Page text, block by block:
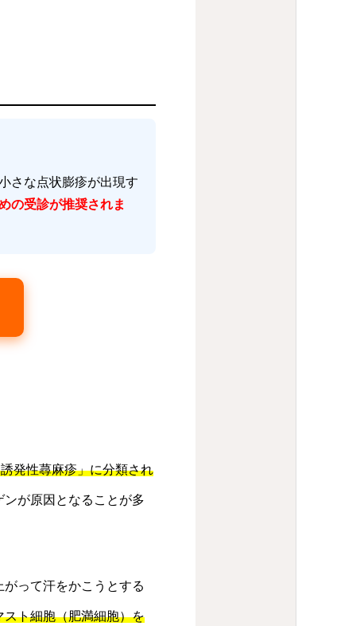
さな点状膨疹が出現す
の受診が推奨されま
発性蕁麻疹」に分類され
が原因となることが多
って汗をかこうとする
スト細胞（肥満細胞）を